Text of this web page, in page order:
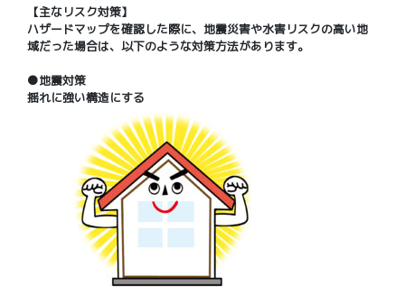
【主なリスク対策】
ハザードマップを確認した際に、地震災害や水害リスクの高い地
域だった場合は、以下のような対策方法があります。
●地震対策
揺れに強い構造にする